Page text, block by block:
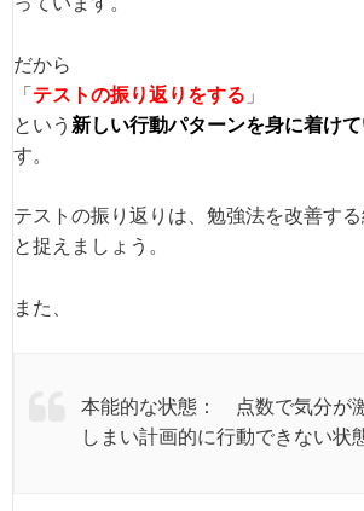
だから
「テストの振り返りをする 」
という 新しい行動パターンを身に着け
す。
テストの振り返りは、勉強法を改善す
と捉えましょう。
また、
本能的な状態： 点数で気分が
しまい計画的に行動できない状